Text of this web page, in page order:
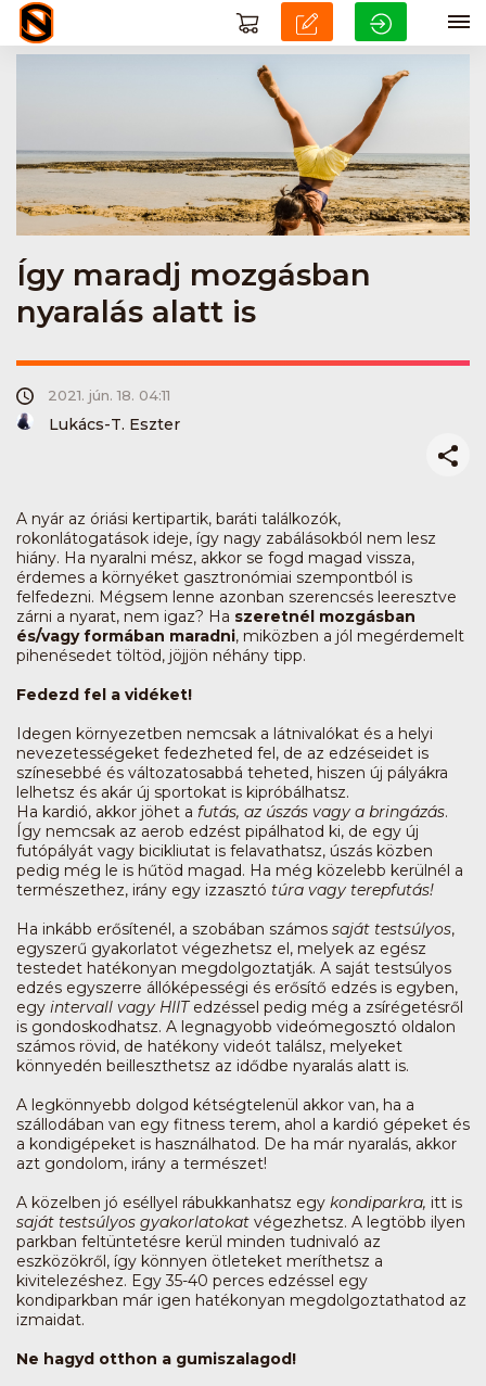
Így maradj mozgásban
nyaralás alatt is
2021. jún. 18. 04:11
Lukács-T. Eszter
A nyár az óriási kertipartik, baráti találkozók,
rokonlátogatások ideje, így nagy zabálásokból nem lesz
hiány. Ha nyaralni mész, akkor se fogd magad vissza,
érdemes a környéket gasztronómiai szempontból is
felfedezni. Mégsem lenne azonban szerencsés leeresztve
zárni a nyarat, nem igaz? Ha szeretnél mozgásban
és/vagy formában maradni, miközben a jól megérdemelt
pihenésedet töltöd, jöjjön néhány tipp.
Fedezd fel a vidéket!
Idegen környezetben nemcsak a látnivalókat és a helyi
nevezetességeket fedezheted fel, de az edzéseidet is
színesebbé és változatosabbá teheted, hiszen új pályákra
lelhetsz és akár új sportokat is kipróbálhatsz.
Ha kardió, akkor jöhet a futás, az úszás vagy a bringázás.
Így nemcsak az aerob edzést pipálhatod ki, de egy új
futópályát vagy bicikliutat is felavathatsz, úszás közben
pedig még le is hűtöd magad. Ha még közelebb kerülnél a
természethez, irány egy izzasztó túra vagy terepfutás!
Ha inkább erősítenél, a szobában számos saját testsúlyos,
egyszerű gyakorlatot végezhetsz el, melyek az egész
testedet hatékonyan megdolgoztatják. A saját testsúlyos
edzés egyszerre állóképességi és erősítő edzés is egyben,
egy intervall vagy HIITedzéssel pedig még a zsírégetésről
is gondoskodhatsz. A legnagyobb videómegosztó oldalon
számos rövid, de hatékony videót találsz, melyeket
könnyedén beilleszthetsz az idődbe nyaralás alatt is.
A legkönnyebb dolgod kétségtelenül akkor van, ha a
szállodában van egy fitness terem, ahol a kardió gépeket és
a kondigépeket is használhatod. De ha már nyaralás, akkor
azt gondolom, irány a természet!
A közelben jó eséllyel rábukkanhatsz egy kondiparkra, itt is
saját testsúlyos gyakorlatokat végezhetsz. A legtöbb ilyen
parkban feltüntetésre kerül minden tudnivaló az
eszközökről, így könnyen ötleteket meríthetsz a
kivitelezéshez. Egy 35-40 perces edzéssel egy
kondiparkban már igen hatékonyan megdolgoztathatod az
izmaidat.
Ne hagyd otthon a gumiszalagod!